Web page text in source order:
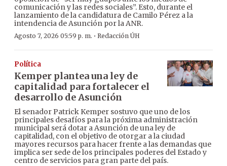
comunicación y las redes sociales”. Esto, durante el
lanzamiento de la candidatura de Camilo Pérez a la
intendencia de Asunción por la ANR.
Agosto 7, 2026 05:59 p. m. · Redacción ÚH
Política
Kemper plantea una ley de
capitalidad para fortalecer el
desarrollo de Asunción
El senador Patrick Kemper sostuvo que uno de los
principales desafíos para la próxima administración
municipal será dotar a Asunción de una ley de
capitalidad, con el objetivo de otorgar a la ciudad
mayores recursos para hacer frente a las demandas que
implica ser sede de los principales poderes del Estado y
centro de servicios para gran parte del país.